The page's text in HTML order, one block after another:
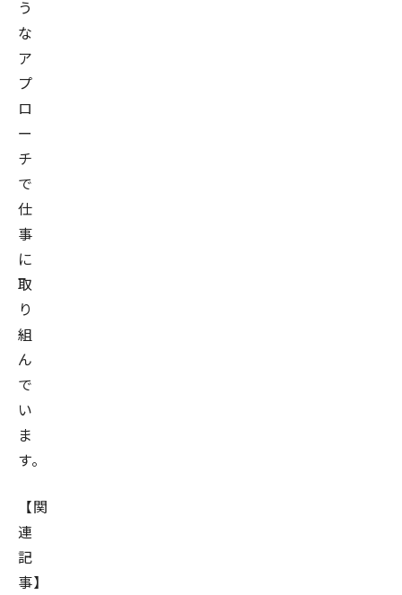
う
な
ア
プ
ロ
ー
チ
で
仕
事
に
取
り
組
ん
で
い
ま
す。
【関
連
記
事】